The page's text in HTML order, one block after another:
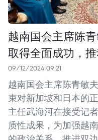
越南国会主席陈
取得全面成功，
09/12/2024 09:21
越南国会主席陈青敏
束对新加坡和日本的
主任武海河在接受记
质性成果，为加强越